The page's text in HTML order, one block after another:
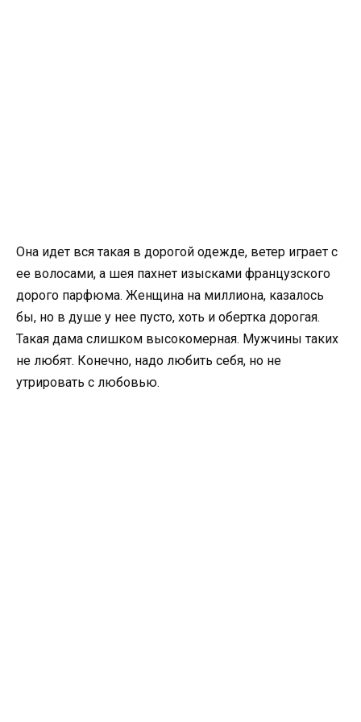
Она идет вся такая в дорогой одежде, ветер играет с
ее волосами, а шея пахнет изысками французского
дорого парфюма. Женщина на миллиона, казалось
бы, но в душе у нее пусто, хоть и обертка дорогая.
Такая дама слишком высокомерная. Мужчины таких
не любят. Конечно, надо любить себя, но не
утрировать с любовью.